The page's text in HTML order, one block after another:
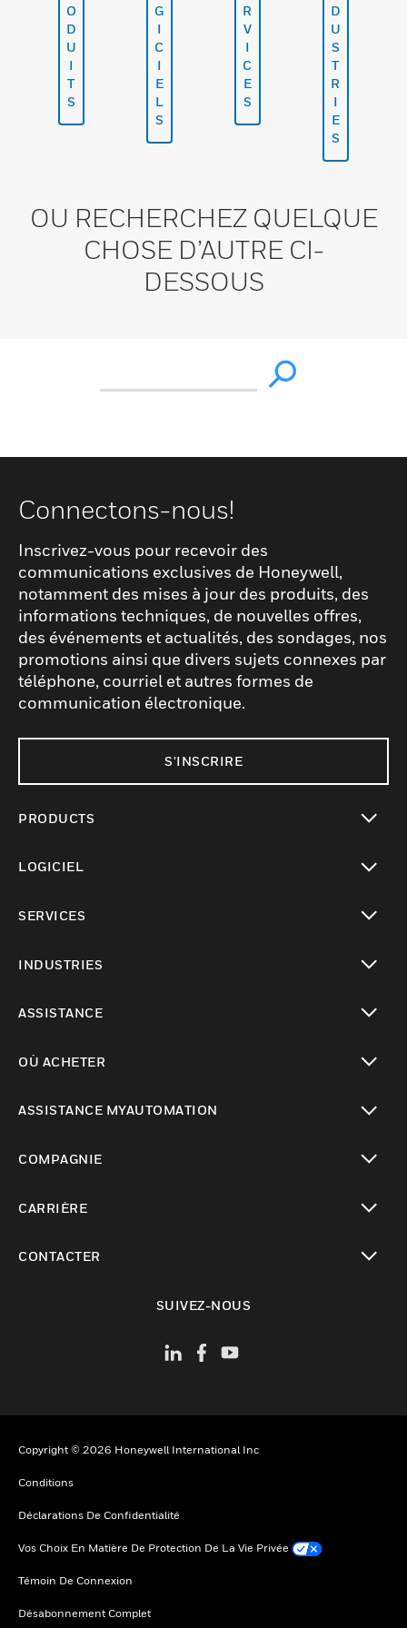
O
D
U
I
T
S
G
I
C
I
E
L
S
R
V
I
C
E
S
D
U
S
T
R
I
E
S
OU RECHERCHEZ QUELQUE
CHOSE D’AUTRE CI-
DESSOUS
Connectons-nous!
Inscrivez-vous pour recevoir des
communications exclusives de Honeywell,
notamment des mises à jour des produits, des
informations techniques, de nouvelles offres,
des événements et actualités, des sondages, nos
promotions ainsi que divers sujets connexes par
téléphone, courriel et autres formes de
communication électronique.
S'INSCRIRE
PRODUCTS
LOGICIEL
SERVICES
INDUSTRIES
ASSISTANCE
OÙ ACHETER
ASSISTANCE MYAUTOMATION
COMPAGNIE
CARRIÈRE
CONTACTER
SUIVEZ-NOUS
Copyright © 2026 Honeywell International Inc
Conditions
Déclarations De Confidentialité
Vos Choix En Matière De Protection De La Vie Privée
Témoin De Connexion
Désabonnement Complet